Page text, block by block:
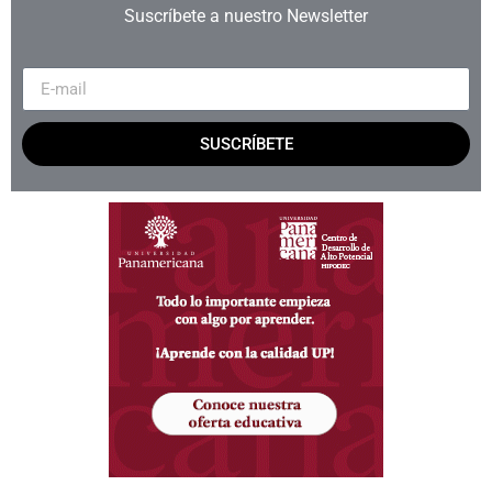
Suscríbete a nuestro Newsletter
SUSCRÍBETE